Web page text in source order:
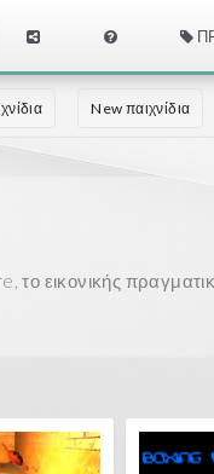
New παιχνίδια
εικονικής